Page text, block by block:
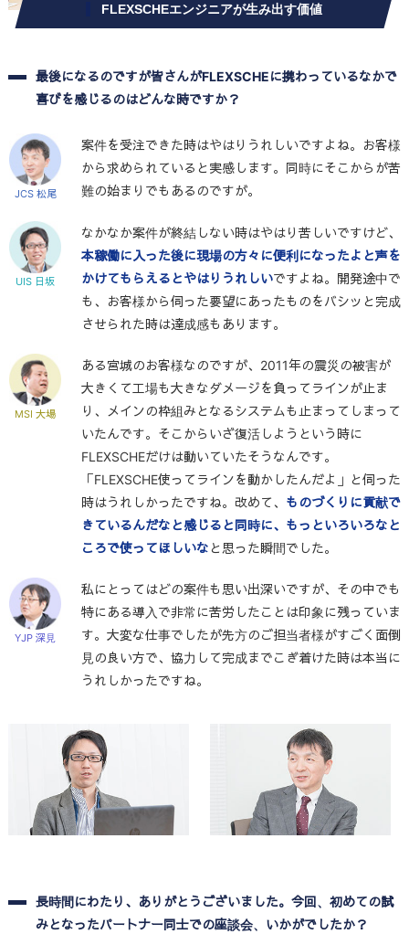
FLEXSCHEエンジニアが生み出す価値
最後になるのですが皆さんがFLEXSCHEに携わっているなかで
喜びを感じるのはどんな時ですか？
JCS 松尾
案件を受注できた時はやはりうれしいですよね。お客様
から求められていると実感します。同時にそこからが苦
難の始まりでもあるのですが。
UIS 日坂
なかなか案件が終結しない時はやはり苦しいですけど、
本稼働に入った後に現場の方々に便利になったよと声を
かけてもらえるとやはりうれしいですよね。開発途中で
も、お客様から伺った要望にあったものをバシッと完成
させられた時は達成感もあります。
MSI 大場
ある宮城のお客様なのですが、2011年の震災の被害が
大きくて工場も大きなダメージを負ってラインが止ま
り、メインの枠組みとなるシステムも止まってしまって
いたんです。そこからいざ復活しようという時に
FLEXSCHEだけは動いていたそうなんです。
「FLEXSCHE使ってラインを動かしたんだよ」と伺った
時はうれしかったですね。改めて、 ものづくりに貢献で
きているんだなと感じると同時に、もっといろいろなと
ころで使ってほしいなと思った瞬間でした。
YJP 深見
私にとってはどの案件も思い出深いですが、その中でも
特にある導入で非常に苦労したことは印象に残っていま
す。大変な仕事でしたが先方のご担当者様がすごく面倒
見の良い方で、協力して完成までこぎ着けた時は本当に
うれしかったですね。
長時間にわたり、ありがとうございました。今回、初めての試
みとなったパートナー同士での座談会、いかがでしたか？